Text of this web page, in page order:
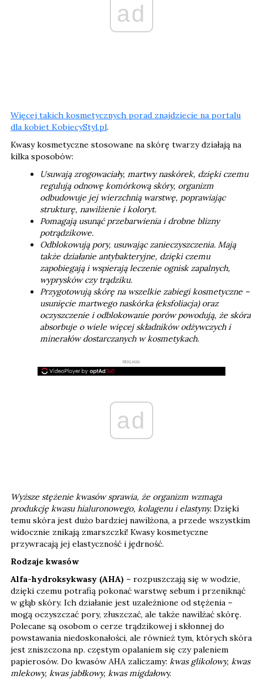
ad
Więcej takich kosmetycznych porad znajdziecie na portalu
dla kobiet KobiecyStyl.pl.
Kwasy kosmetyczne stosowane na skórę twarzy działają na
kilka sposobów:
Usuwają zrogowaciały, martwy naskórek, dzięki czemu
regulują odnowę komórkową skóry, organizm
odbudowuje jej wierzchnią warstwę, poprawiając
strukturę, nawilżenie i koloryt.
Pomagają usunąć przebarwienia i drobne blizny
potrądzikowe.
Odblokowują pory, usuwając zanieczyszczenia. Mają
także działanie antybakteryjne, dzięki czemu
zapobiegają i wspierają leczenie ognisk zapalnych,
wyprysków czy trądziku.
Przygotowują skórę na wszelkie zabiegi kosmetyczne –
usunięcie martwego naskórka (eksfoliacja) oraz
oczyszczenie i odblokowanie porów powodują, że skóra
absorbuje o wiele więcej składników odżywczych i
minerałów dostarczanych w kosmetykach.
REKLAMA
ad
Wyższe stężenie kwasów sprawia, że organizm wzmaga
produkcję kwasu hialuronowego, kolagenu i elastyny. Dzięki
temu skóra jest dużo bardziej nawilżona, a przede wszystkim
widocznie znikają zmarszczki! Kwasy kosmetyczne
przywracają jej elastyczność i jędrność.
Rodzaje kwasów
Alfa-hydroksykwasy (AHA) – rozpuszczają się w wodzie,
dzięki czemu potrafią pokonać warstwę sebum i przeniknąć
w głąb skóry. Ich działanie jest uzależnione od stężenia –
mogą oczyszczać pory, złuszczać, ale także nawilżać skórę.
Polecane są osobom o cerze trądzikowej i skłonnej do
powstawania niedoskonałości, ale również tym, których skóra
jest zniszczona np. częstym opalaniem się czy paleniem
papierosów. Do kwasów AHA zaliczamy: kwas glikolowy, kwas
mlekowy, kwas jabłkowy, kwas migdałowy.